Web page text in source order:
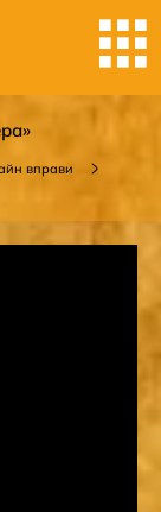
вправи